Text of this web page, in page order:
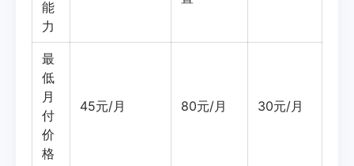
能
力
最
低
月
付
价
格
45元/月 80元/月 30元/月